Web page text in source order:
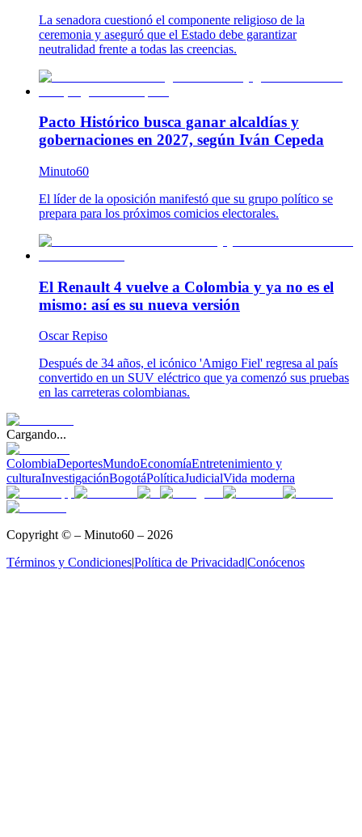
La senadora cuestionó el componente religioso de la
ceremonia y aseguró que el Estado debe garantizar
neutralidad frente a todas las creencias.
Pacto Histórico busca ganar alcaldías y
gobernaciones en 2027, según Iván Cepeda
Minuto60
El líder de la oposición manifestó que su grupo político se
prepara para los próximos comicios electorales.
El Renault 4 vuelve a Colombia y ya no es el
mismo: así es su nueva versión
Oscar Repiso
Después de 34 años, el icónico 'Amigo Fiel' regresa al país
convertido en un SUV eléctrico que ya comenzó sus pruebas
en las carreteras colombianas.
Cargando...
ColombiaDeportesMundoEconomíaEntretenimiento y
culturaInvestigaciónBogotáPolíticaJudicialVida moderna
Copyright © – Minuto60 – 2026
Términos y Condiciones|Política de Privacidad|Conócenos